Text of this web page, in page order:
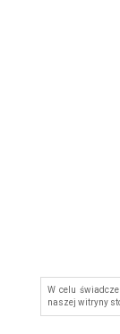
W celu
naszej witryny